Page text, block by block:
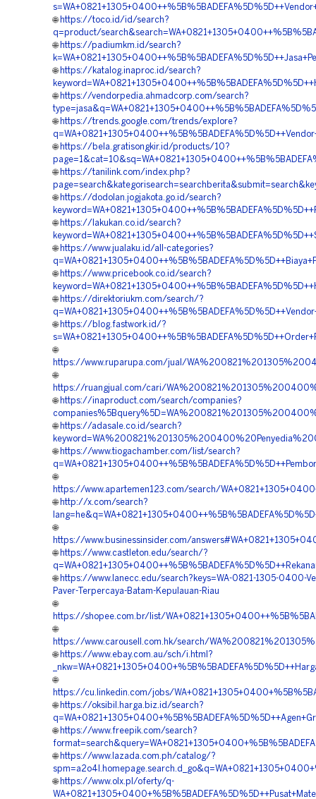
🌐 https://toco.id/id/search?
q=product/
🌐 https://padiumkm.id/search?
🌐 https://katalog.inaproc.id/search?
🌐 https://vendorpedia.ahmadcorp.com/search?
🌐 https://trends.google.com/trends/explore?
🌐 https://bela.gratisongkir.id/products/10?
🌐 https://tanilink.com/index.php?
🌐 https://dodolan.jogjakota.go.id/search?
🌐 https://lakukan.co.id/search?
🌐 https://www.jualaku.id/all-categories?
🌐 https://www.pricebook.co.id/search?
🌐 https://direktoriukm.com/search/?
🌐 https://blog.fastwork.id/?
🌐
https://www.ruparupa.com/jual/
🌐
https://ruangjual.com/cari/
🌐 https://inaproduct.com/search/companies?
🌐 https://adasale.co.id/search?
🌐 https://www.tiogachamber.com/list/search?
🌐
https://www.apartemen123.com/search/
🌐 http://x.com/search?
🌐
https://www.businessinsider.com/
🌐 https://www.castleton.edu/search/?
🌐 https://www.lanecc.edu/search?keys=WA-0821-1305-0400-
Paver-Terpercaya-Batam-Kepulauan-Riau
🌐
https://shopee.com.br/list/
🌐
https://www.carousell.com.hk/search/
🌐 https://www.ebay.com.au/sch/i.html?
🌐
https://cu.linkedin.com/jobs/
🌐 https://oksibil.harga.biz.id/search?
🌐 https://www.freepik.com/search?
🌐 https://www.lazada.com.ph/catalog/?
🌐 https://www.olx.pl/oferty/q-